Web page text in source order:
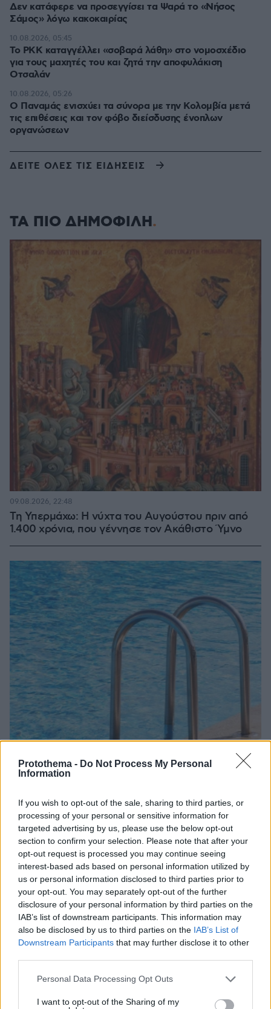
Protothema - Do Not Process My Personal
Information
If you wish to opt-out of the sale, sharing to third parties, or
processing of your personal or sensitive information for
targeted advertising by us, please use the below opt-out
section to confirm your selection. Please note that after your
opt-out request is processed you may continue seeing
interest-based ads based on personal information utilized by
us or personal information disclosed to third parties prior to
your opt-out. You may separately opt-out of the further
disclosure of your personal information by third parties on the
IAB’s list of downstream participants. This information may
also be disclosed by us to third parties on the IAB’s List of
Downstream Participants that may further disclose it to other
Please note that this website/app uses one or more Google
not limited to your visit or usage behaviour. You may click to
Personal Data Processing Opt Outs
I want to opt-out of the Sharing of my
Δεν κατάφερε να προσεγγίσει τα Ψαρά το «Νήσος
Σάμος» λόγω κακοκαιρίας
Το PKK καταγγέλλει «σοβαρά λάθη» στο νομοσχέδιο
για τους μαχητές του και ζητά την αποφυλάκιση
Οτσαλάν
10.08.2026, 05:45
O Παναμάς ενισχύει τα σύνορα με την Κολομβία μετά
τις επιθέσεις και τον φόβο διείσδυσης ένοπλων
οργανώσεων
10.08.2026, 05:26
ΔΕΙΤΕ ΟΛΕΣ ΤΙΣ ΕΙΔΗΣΕΙΣ
ΤΑ ΠΙΟ ΔΗΜΟΦΙΛΗ
Τη Υπερμάχω: Η νύχτα του Αυγούστου πριν από
1.400 χρόνια, που γέννησε τον Ακάθιστο Ύμνο
09.08.2026, 22:48
«Έφυγε ένα δευτερόλεπτο από την προσοχή μου,
ο ναυαγοσώστης είναι 68 ετών»: Η δραματική
περιγραφή του πατέρα για τον θάνατο του
4χρονου σε πισίνα της Πάρου
09.08.2026, 21:06